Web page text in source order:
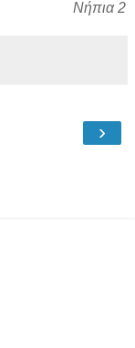
Νήπια 2
›